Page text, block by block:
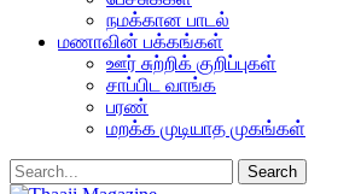
நமக்கான பாடல்
மணாவின் பக்கங்கள்
ஊர் சுற்றிக் குறிப்புகள்
சாப்பிட வாங்க
பரண்
மறக்க முடியாத முகங்கள்